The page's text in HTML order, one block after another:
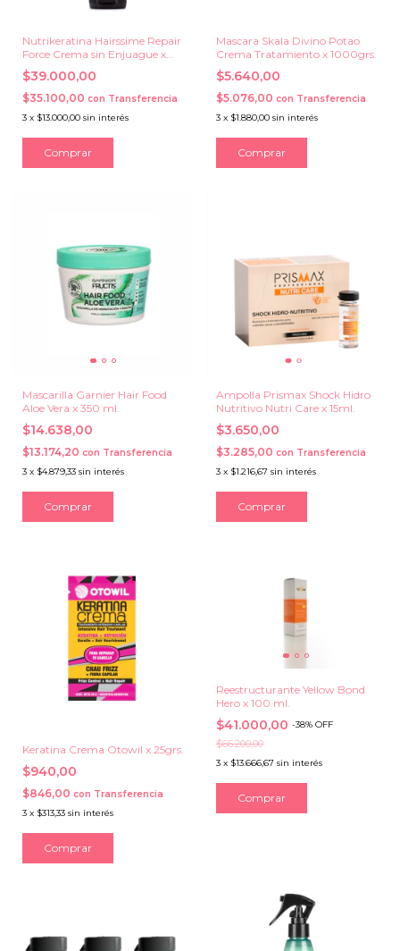
Nutrikeratina Hairssime Repair
Force Crema sin Enjuague x
225 grs.
$39.000,00
$35.100,00 con Transferencia
3 x $13.000,00 sin interés
Mascara Skala Divino Potao
Crema Tratamiento x 1000grs.
$5.640,00
$5.076,00 con Transferencia
3 x $1.880,00 sin interés
Mascarilla Garnier Hair Food
Aloe Vera x 350 ml.
$14.638,00
$13.174,20 con Transferencia
3 x $4.879,33 sin interés
Ampolla Prismax Shock Hidro
Nutritivo Nutri Care x 15ml.
$3.650,00
$3.285,00 con Transferencia
3 x $1.216,67 sin interés
Keratina Crema Otowil x 25grs.
$940,00
$846,00 con Transferencia
3 x $313,33 sin interés
Reestructurante Yellow Bond
Hero x 100 ml.
$41.000,00 -38% OFF
$66.200,00
3 x $13.666,67 sin interés